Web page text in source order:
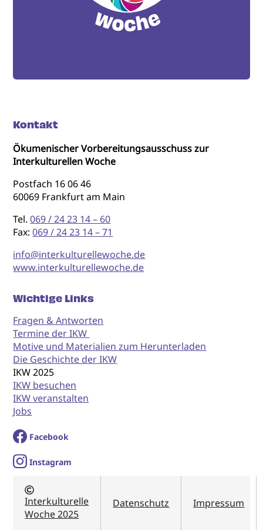
Kontakt
Ökumenischer Vorbereitungsausschuss zur
Interkulturellen Woche
Postfach 16 06 46
60069 Frankfurt am Main
Tel.069 / 24 23 14 – 60
Fax:069 / 24 23 14 – 71
info@interkulturellewoche.de
www.interkulturellewoche.de
Wichtige Links
Fragen & Antworten
Termine der IKW
Motive und Materialien zum Herunterladen
Die Geschichte der IKW
IKW 2025
IKW besuchen
IKW veranstalten
Jobs
Facebook
Instagram
Interkulturelle
Woche 2025
Datenschutz Impressum